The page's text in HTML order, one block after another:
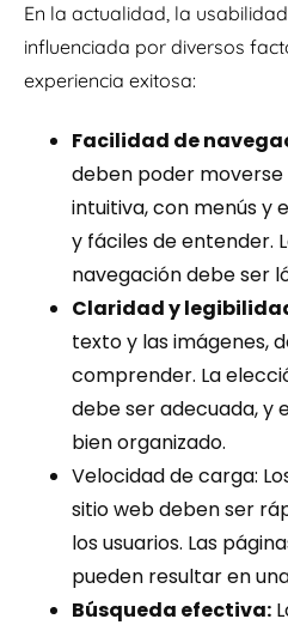
En la actualidad, la
influenciada por diversos
experiencia exitosa:
Facilidad de
deben poder
intuitiva, con menús y
y fáciles de entender.
navegación debe ser
Claridad y
texto y las imágenes,
comprender. La
debe ser adecuada, y
bien organizado.
Velocidad de carga:
sitio web deben ser
los usuarios. Las
pueden resultar en
Búsqueda efectiva: